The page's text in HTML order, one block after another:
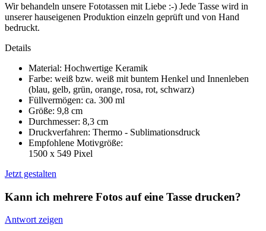
Wir behandeln unsere Fototassen mit Liebe :-) Jede Tasse wird in
unserer hauseigenen Produktion einzeln geprüft und von Hand
bedruckt.
Details
Material: Hochwertige Keramik
Farbe: weiß bzw. weiß mit buntem Henkel und Innenleben
(blau, gelb, grün, orange, rosa, rot, schwarz)
Füllvermögen: ca. 300 ml
Größe: 9,8 cm
Durchmesser: 8,3 cm
Druckverfahren: Thermo - Sublimationsdruck
Empfohlene Motivgröße:
1500 x 549 Pixel
Jetzt gestalten
Kann ich mehrere Fotos auf eine Tasse drucken?
Antwort zeigen